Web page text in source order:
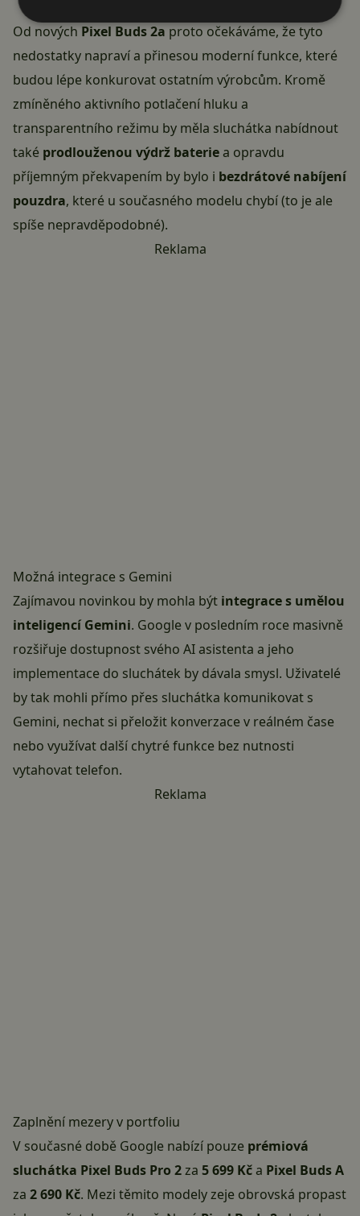
Od nových Pixel Buds 2a proto očekáváme, že tyto
nedostatky napraví a přinesou moderní funkce, které
budou lépe konkurovat ostatním výrobcům. Kromě
zmíněného aktivního potlačení hluku a
transparentního režimu by měla sluchátka nabídnout
také prodlouženou výdrž bateriea opravdu
příjemným překvapením by bylo i bezdrátové nabíjení
pouzdra, které u současného modelu chybí (to je ale
spíše nepravděpodobné).
Reklama
Možná integrace s Gemini
Zajímavou novinkou by mohla být integrace s umělou
inteligencí Gemini. Google v posledním roce masivně
rozšiřuje dostupnost svého AI asistenta a jeho
implementace do sluchátek by dávala smysl. Uživatelé
by tak mohli přímo přes sluchátka komunikovat s
Gemini, nechat si přeložit konverzace v reálném čase
nebo využívat další chytré funkce bez nutnosti
vytahovat telefon.
Reklama
Zaplnění mezery v portfoliu
V současné době Google nabízí pouze prémiová
sluchátka Pixel Buds Pro 2za 5 699 Kča Pixel Buds A
za 2 690 Kč. Mezi těmito modely zeje obrovská propast